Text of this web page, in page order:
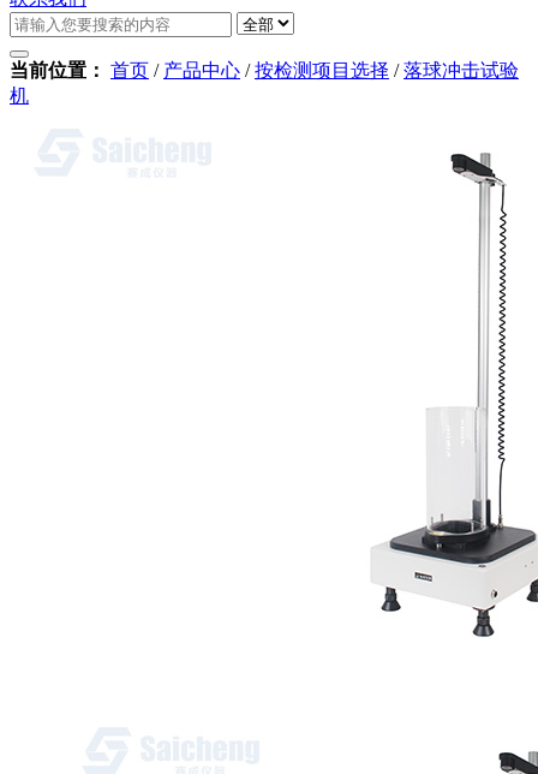
当前位置： 首页 / 产品中心 / 按检测项目选择 / 落球冲击试验
机